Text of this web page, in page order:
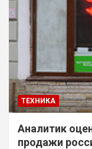
ТЕХНИКА
Аналитик
продажи